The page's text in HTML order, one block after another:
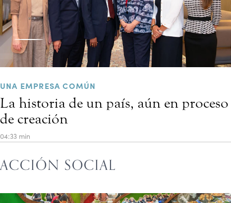
UNA EMPRESA COMÚN
La historia de un país, aún en proceso
de creación
04:33 min
ACCIÓN SOCIAL